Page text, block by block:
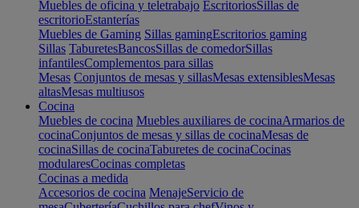
Muebles de oficina y teletrabajo EscritoriosSillas de
escritorioEstanterías
Muebles de Gaming Sillas gamingEscritorios gaming
Sillas TaburetesBancosSillas de comedorSillas
infantilesComplementos para sillas
Mesas Conjuntos de mesas y sillasMesas extensiblesMesas
altasMesas multiusos
Cocina
Muebles de cocina Muebles auxiliares de cocinaArmarios de
cocinaConjuntos de mesas y sillas de cocinaMesas de
cocinaSillas de cocinaTaburetes de cocinaCocinas
modularesCocinas completas
Cocinas a medida
Accesorios de cocina MenajeServicio de